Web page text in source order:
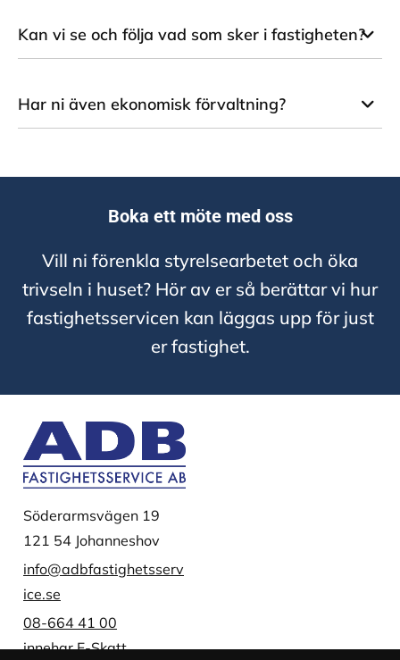
Kan vi se och följa vad som sker i fastigheten?
Har ni även ekonomisk förvaltning?
Boka ett möte med oss
Vill ni förenkla styrelsearbetet och öka
trivseln i huset? Hör av er så berättar vi hur
fastighetsservicen kan läggas upp för just
er fastighet.
Söderarmsvägen 19
121 54 Johanneshov
info@adbfastighetsserv
ice.se
08-664 41 00
innehar F-Skatt